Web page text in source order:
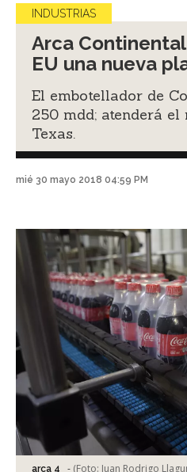
INDUSTRIAS
Arca
EU una nueva
El embotellador de
250 mdd; atenderá
Texas.
mié 30 mayo 2018 04:59 PM
arca 4 - (Foto: Juan Rodrigo